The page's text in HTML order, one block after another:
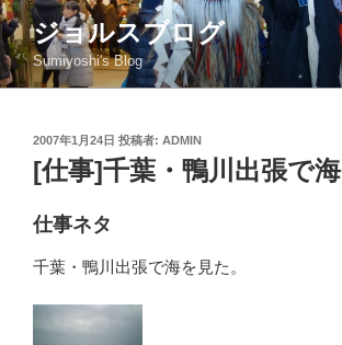
コ
ン
テ
ン
ジョルスブログ
Sumiyoshi's Blog
投
稿
日:
2007年1月24日 投稿者: ADMIN
[仕事]千葉・鴨川出張で
仕事ネタ
千葉・鴨川出張で海を見た。